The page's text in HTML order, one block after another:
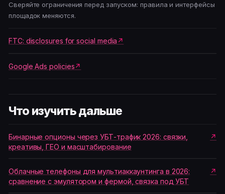
Сверяйте ограничения перед запуском: правила и интерфейсы
площадок меняются.
FTC: disclosures for social media
Google Ads policies
Что изучить дальше
Бинарные опционы через УБТ-трафик 2026: связки,
креативы, ГЕО и масштабирование
Облачные телефоны для мультиаккаунтинга в 2026:
сравнение с эмулятором и фермой, связка под УБТ